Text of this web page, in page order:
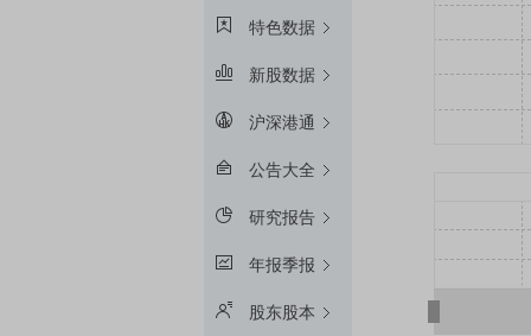
特色数据
新股数据
沪深港通
公告大全
研究报告
年报季报
股东股本